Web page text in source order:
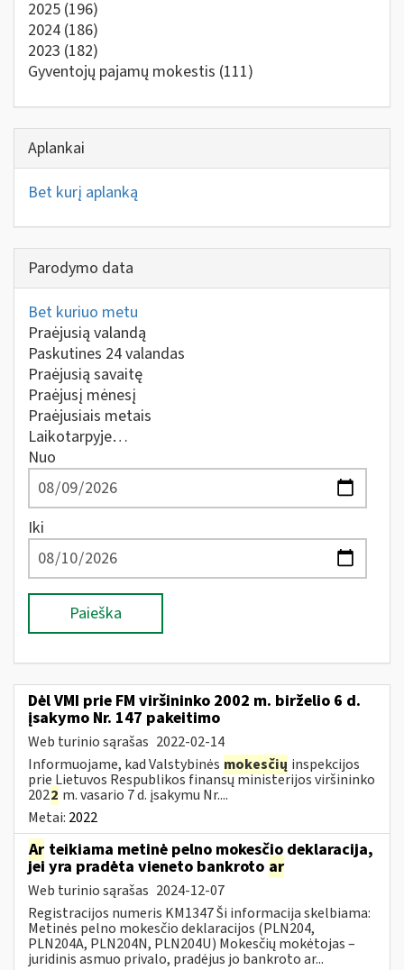
2025 (196)
2024 (186)
2023 (182)
Gyventojų pajamų mokestis (111)
Aplankai
Bet kurį aplanką
Parodymo data
Bet kuriuo metu
Praėjusią valandą
Paskutines 24 valandas
Praėjusią savaitę
Praėjusį mėnesį
Praėjusiais metais
Laikotarpyje…
Nuo
Iki
Paieška
Dėl VMI prie FM viršininko 2002 m. birželio 6 d.
įsakymo Nr. 147 pakeitimo
Web turinio sąrašas 2022-02-14
Informuojame, kad Valstybinės mokesčių inspekcijos
prie Lietuvos Respublikos finansų ministerijos viršininko
2022 m. vasario 7 d. įsakymu Nr....
Metai: 2022
Ar teikiama metinė pelno mokesčio deklaracija,
jei yra pradėta vieneto bankroto ar
Web turinio sąrašas 2024-12-07
Registracijos numeris KM1347 Ši informacija skelbiama:
Metinės pelno mokesčio deklaracijos (PLN204,
PLN204A, PLN204N, PLN204U) Mokesčių mokėtojas –
juridinis asmuo privalo, pradėjus jo bankroto ar...